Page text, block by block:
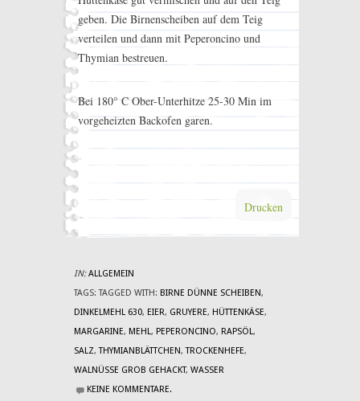
geben. Die Birnenscheiben auf dem Teig
verteilen und dann mit Peperoncino und
Thymian bestreuen.
Bei 180° C Ober-Unterhitze 25-30 Min im
vorgeheizten Backofen garen.
Drucken
IN: ALLGEMEIN
TAGS: TAGGED WITH: BIRNE DÜNNE SCHEIBEN,
DINKELMEHL 630, EIER, GRUYERE, HÜTTENKÄSE,
MARGARINE, MEHL, PEPERONCINO, RAPSÖL,
SALZ,THYMIANBLÄTTCHEN,TROCKENHEFE,
WALNÜSSE GROB GEHACKT, WASSER
KEINE KOMMENTARE.